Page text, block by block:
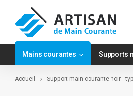
Mains courantes Supports
Accueil Support main courante noir -